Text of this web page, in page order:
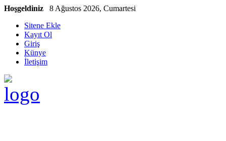
Hoşgeldiniz
8 Ağustos 2026, Cumartesi
Sitene Ekle
Kayıt Ol
Giriş
Künye
İletişim